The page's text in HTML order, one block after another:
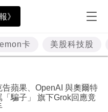
》
卡 美股科技股
蘋果、OpenAI 與奧爾特
「騙子」 旗下Grok回應竟